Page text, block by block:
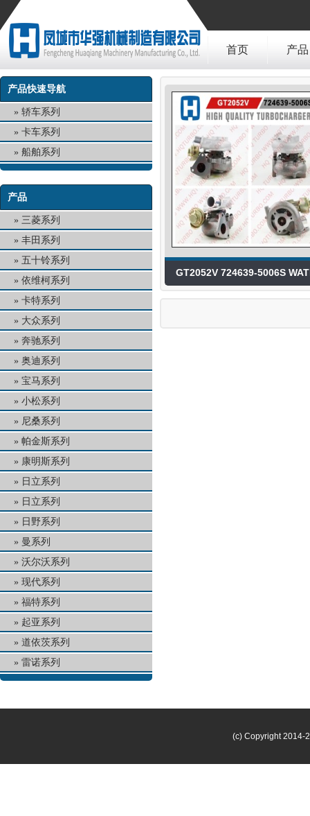
首页 产品
产品快速导航
轿车系列
卡车系列
船舶系列
产品
三菱系列
丰田系列
五十铃系列
依维柯系列
卡特系列
大众系列
奔驰系列
奥迪系列
宝马系列
小松系列
尼桑系列
帕金斯系列
康明斯系列
日立系列
日立系列
日野系列
曼系列
沃尔沃系列
现代系列
福特系列
起亚系列
道依茨系列
雷诺系列
GT2052V 724639-5006S
(c) Copyright 2014-